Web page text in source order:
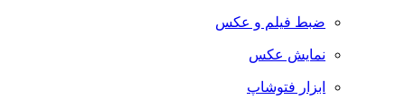
ضبط فيلم و عكس
نمایش عکس
ابزار فتوشاپ